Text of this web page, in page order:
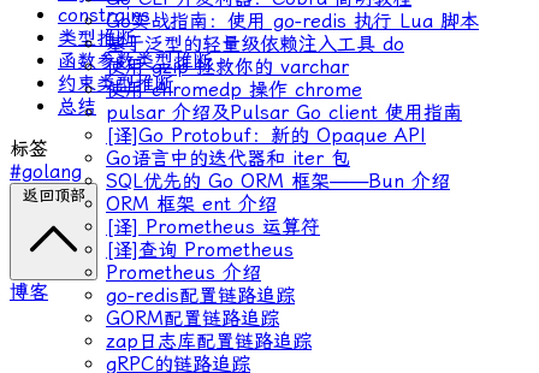
Go实战指南：使用 go-redis 执行 Lua 脚本
基于泛型的轻量级依赖注入工具 do
使用 gzip 拯救你的 varchar
使用 chromedp 操作 chrome
pulsar 介绍及Pulsar Go client 使用指南
[译]Go Protobuf：新的 Opaque API
Go语言中的迭代器和 iter 包
SQL优先的 Go ORM 框架——Bun 介绍
ORM 框架 ent 介绍
[译] Prometheus 运算符
[译]查询 Prometheus
Prometheus 介绍
go-redis配置链路追踪
GORM配置链路追踪
zap日志库配置链路追踪
gRPC的链路追踪
constrains
类型推断
函数参数类型推断
约束类型推断
总结
标签
#golang
返回顶部
博客